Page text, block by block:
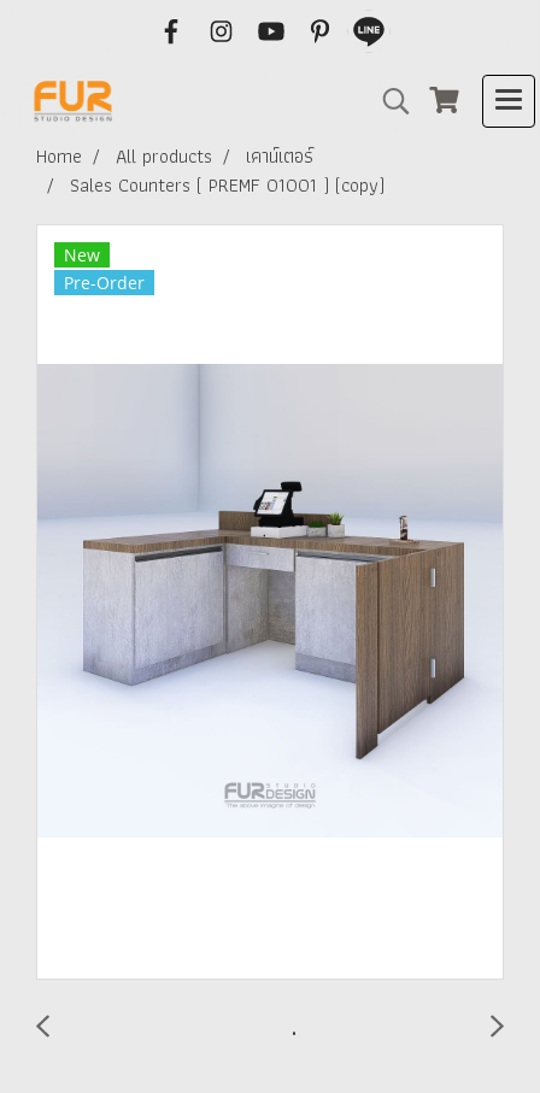
Home All products
เคาน์เตอร์
Sales Counters ( PREMF 01001 ) (copy)
New
Pre-Order